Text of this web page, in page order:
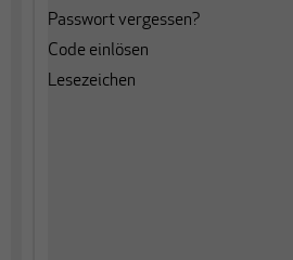
Passwort vergessen?
Code einlösen
Lesezeichen